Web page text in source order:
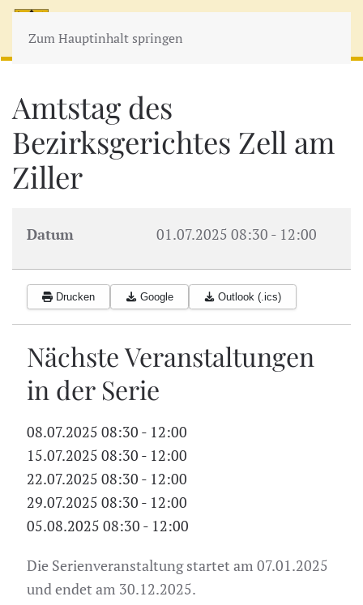
Zum Hauptinhalt springen
Amtstag des
Bezirksgerichtes Zell am
Ziller
Datum 01.07.2025 08:30 - 12:00
Drucken Google Outlook (.ics)
Nächste Veranstaltungen
in der Serie
08.07.2025 08:30 - 12:00
15.07.2025 08:30 - 12:00
22.07.2025 08:30 - 12:00
29.07.2025 08:30 - 12:00
05.08.2025 08:30 - 12:00
Die Serienveranstaltung startet am 07.01.2025
und endet am 30.12.2025.